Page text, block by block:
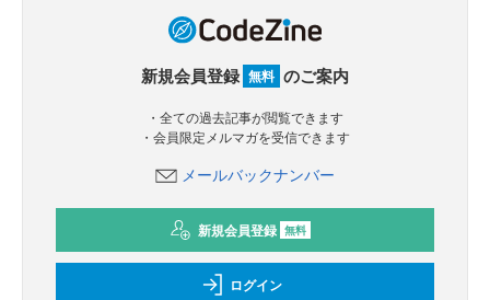
新規会員登録 無料 のご案内
・全ての過去記事が閲覧できます
・会員限定メルマガを受信できます
メールバックナンバー
新規会員登録 無料
ログイン